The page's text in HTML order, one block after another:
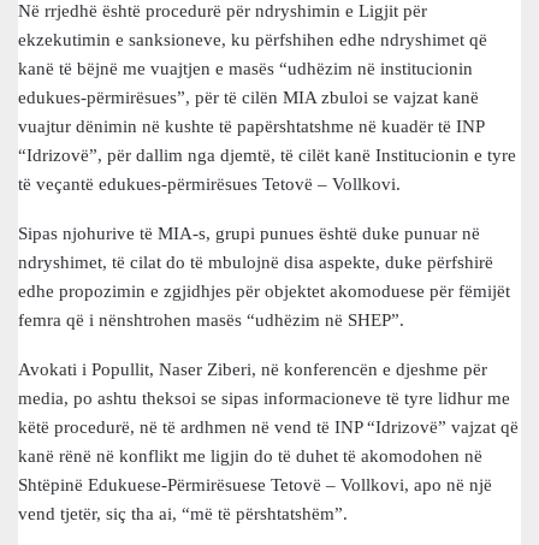
Në rrjedhë është procedurë për ndryshimin e Ligjit për
ekzekutimin e sanksioneve, ku përfshihen edhe ndryshimet që
kanë të bëjnë me vuajtjen e masës “udhëzim në institucionin
edukues-përmirësues”, për të cilën MIA zbuloi se vajzat kanë
vuajtur dënimin në kushte të papërshtatshme në kuadër të INP
“Idrizovë”, për dallim nga djemtë, të cilët kanë Institucionin e tyre
të veçantë edukues-përmirësues Tetovë – Vollkovi.
Sipas njohurive të MIA-s, grupi punues është duke punuar në
ndryshimet, të cilat do të mbulojnë disa aspekte, duke përfshirë
edhe propozimin e zgjidhjes për objektet akomoduese për fëmijët
femra që i nënshtrohen masës “udhëzim në SHEP”.
Avokati i Popullit, Naser Ziberi, në konferencën e djeshme për
media, po ashtu theksoi se sipas informacioneve të tyre lidhur me
këtë procedurë, në të ardhmen në vend të INP “Idrizovë” vajzat që
kanë rënë në konflikt me ligjin do të duhet të akomodohen në
Shtëpinë Edukuese-Përmirësuese Tetovë – Vollkovi, apo në një
vend tjetër, siç tha ai, “më të përshtatshëm”.